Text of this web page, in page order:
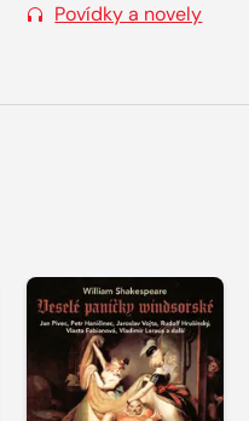
Povídky a novely
Přehrát
ukázku